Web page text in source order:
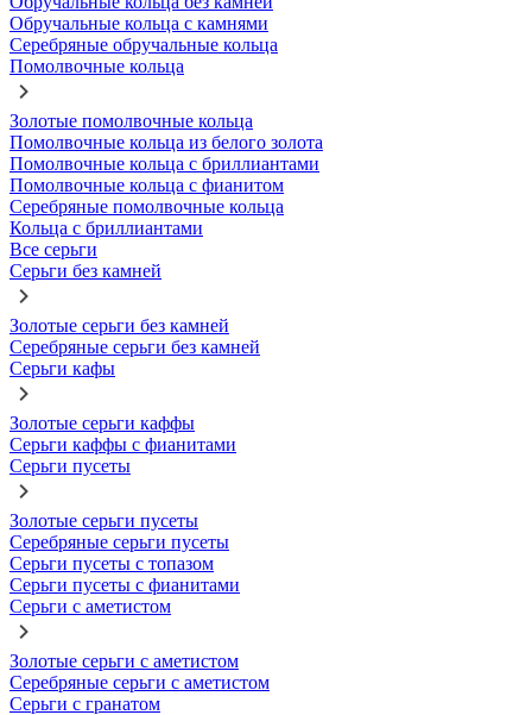
Обручальные кольца с камнями
Серебряные обручальные кольца
Помолвочные кольца
Золотые помолвочные кольца
Помолвочные кольца из белого золота
Помолвочные кольца с бриллиантами
Помолвочные кольца с фианитом
Серебряные помолвочные кольца
Кольца с бриллиантами
Все серьги
Серьги без камней
Золотые серьги без камней
Серебряные серьги без камней
Серьги кафы
Золотые серьги каффы
Серьги каффы с фианитами
Серьги пусеты
Золотые серьги пусеты
Серебряные серьги пусеты
Серьги пусеты с топазом
Серьги пусеты с фианитами
Серьги с аметистом
Золотые серьги с аметистом
Серебряные серьги с аметистом
Серьги с гранатом